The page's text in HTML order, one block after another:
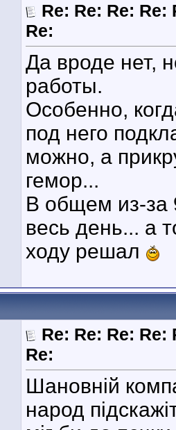
Re: Re: Re: Re:
Re:
Да вроде нет,
работы.
Особенно,
под него
можно, а
гемор...
В общем из-за
весь день... а
ходу решал
Re: Re: Re: Re:
Re:
Шановній
народ